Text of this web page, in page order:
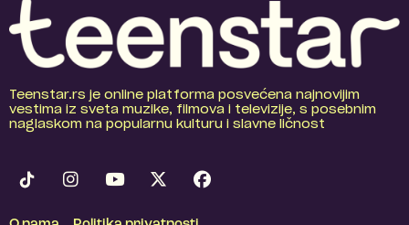
Teenstar.rs je online platforma posvećena najnovijim
vestima iz sveta muzike, filmova i televizije, s posebnim
naglaskom na popularnu kulturu i slavne ličnost